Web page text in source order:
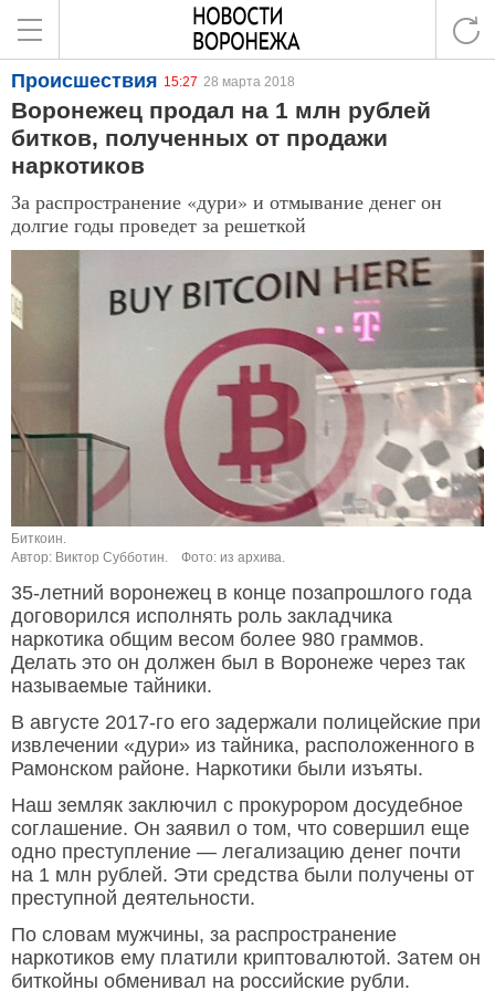
Происшествия 15:27 28 марта 2018
Воронежец продал на 1 млн рублей
битков, полученных от продажи
наркотиков
За распространение «дури» и отмывание денег он
долгие годы проведет за решеткой
Биткоин.
Автор: Виктор Субботин.
Фото: из архива.
35-летний воронежец в конце позапрошлого года
договорился исполнять роль закладчика
наркотика общим весом более 980 граммов.
Делать это он должен был в Воронеже через так
называемые тайники.
В августе 2017-го его задержали полицейские при
извлечении «дури» из тайника, расположенного в
Рамонском районе. Наркотики были изъяты.
Наш земляк заключил с прокурором досудебное
соглашение. Он заявил о том, что совершил еще
одно преступление — легализацию денег почти
на 1 млн рублей. Эти средства были получены от
преступной деятельности.
По словам мужчины, за распространение
наркотиков ему платили криптовалютой. Затем он
биткойны обменивал на российские рубли.